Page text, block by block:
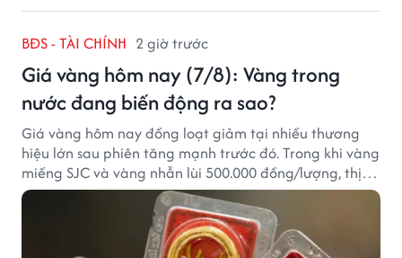
BĐS - TÀI CHÍNH 2 giờ trước
Giá vàng hôm nay (7/8): Vàng trong
nước đang biến động ra sao?
Giá vàng hôm nay đồng loạt giảm tại nhiều thương
hiệu lớn sau phiên tăng mạnh trước đó. Trong khi vàng
miếng SJC và vàng nhẫn lùi 500.000 đồng/lượng, thị
trường vẫn duy trì mặt bằng giá cao, với sự chênh
lệch đáng kể giữa các doanh nghiệp.